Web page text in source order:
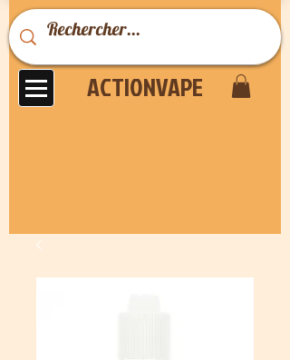
ACTIONVAPE